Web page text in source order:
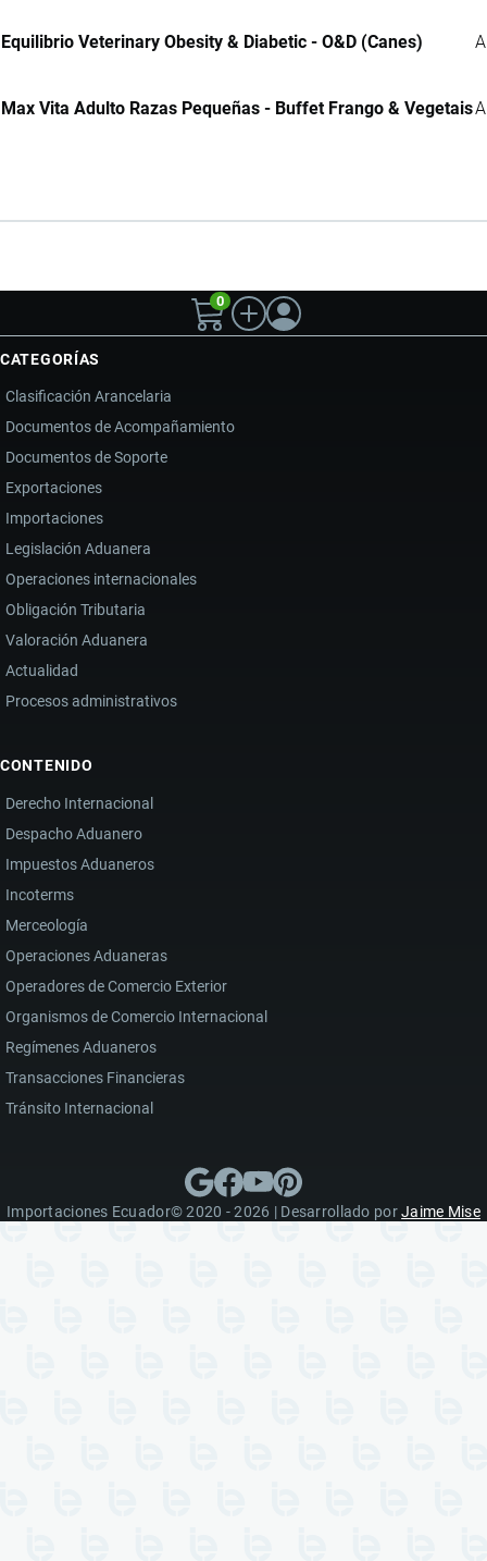
Equilibrio Veterinary Obesity & Diabetic - O&D (Canes)
Max Vita Adulto Razas Pequeñas - Buffet Frango & Vegetais
0
CATEGORÍAS
Clasificación Arancelaria
Documentos de Acompañamiento
Documentos de Soporte
Exportaciones
Importaciones
Legislación Aduanera
Operaciones internacionales
Obligación Tributaria
Valoración Aduanera
Actualidad
Procesos administrativos
CONTENIDO
Derecho Internacional
Despacho Aduanero
Impuestos Aduaneros
Incoterms
Merceología
Operaciones Aduaneras
Operadores de Comercio Exterior
Organismos de Comercio Internacional
Regímenes Aduaneros
Transacciones Financieras
Tránsito Internacional
Importaciones Ecuador© 2020 - 2026 | Desarrollado porJaime Mise